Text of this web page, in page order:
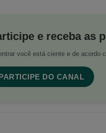
e receba as
você está ciente e de acordo
DO CANAL